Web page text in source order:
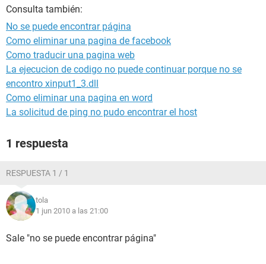
Consulta también:
No se puede encontrar página
Como eliminar una pagina de facebook
Como traducir una pagina web
La ejecucion de codigo no puede continuar porque no se
encontro xinput1_3.dll
Como eliminar una pagina en word
La solicitud de ping no pudo encontrar el host
1 respuesta
RESPUESTA 1 / 1
tola
1 jun 2010 a las 21:00
Sale "no se puede encontrar página"